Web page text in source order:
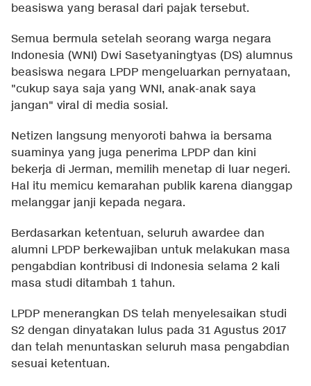
beasiswa yang berasal dari pajak tersebut.
Semua bermula setelah seorang warga negara
Indonesia (WNI) Dwi Sasetyaningtyas (DS) alumnus
beasiswa negara LPDP mengeluarkan pernyataan,
"cukup saya saja yang WNI, anak-anak saya
jangan" viral di media sosial.
Netizen langsung menyoroti bahwa ia bersama
suaminya yang juga penerima LPDP dan kini
bekerja di Jerman, memilih menetap di luar negeri.
Hal itu memicu kemarahan publik karena dianggap
melanggar janji kepada negara.
Berdasarkan ketentuan, seluruh awardee dan
alumni LPDP berkewajiban untuk melakukan masa
pengabdian kontribusi di Indonesia selama 2 kali
masa studi ditambah 1 tahun.
LPDP menerangkan DS telah menyelesaikan studi
S2 dengan dinyatakan lulus pada 31 Agustus 2017
dan telah menuntaskan seluruh masa pengabdian
sesuai ketentuan.